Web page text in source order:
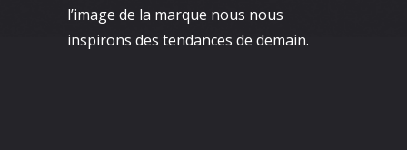
l’image de la marque nous nous
inspirons des tendances de demain.